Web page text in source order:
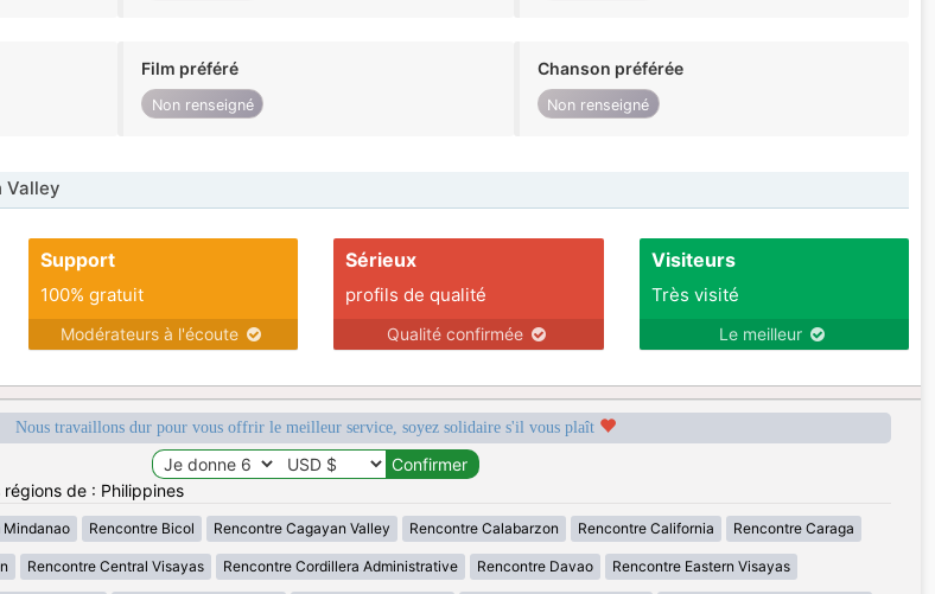
Film préféré
Non renseigné
Chanson préférée
Non renseigné
Valley
Support
100% gratuit
Modérateurs à l'écoute
Sérieux
profils de qualité
Qualité confirmée
Visiteurs
Très visité
Le meilleur
Nous travaillons dur pour vous offrir le meilleur service, soyez solidaire s'il vous plaît
de : Philippines
Mindanao Rencontre Bicol Rencontre Cagayan Valley Rencontre Calabarzon Rencontre California Rencontre Caraga
Rencontre Central Visayas Rencontre Cordillera Administrative Rencontre Davao Rencontre Eastern Visayas